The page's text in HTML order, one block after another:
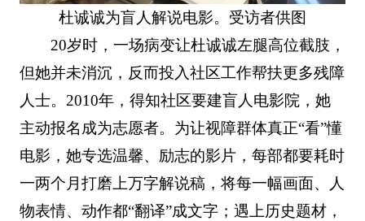
杜诚诚为盲人解说电影。受访者供图
20岁时，一场病变让杜诚诚左腿高位截肢，
但她并未消沉，反而投入社区工作帮扶更多残障
人士。2010年，得知社区要建盲人电影院，她
主动报名成为志愿者。为让视障群体真正“看”懂
电影，她专选温馨、励志的影片，每部都要耗时
一两个月打磨上万字解说稿，将每一幅画面、人
物表情、动作都“翻译”成文字；遇上历史题材，